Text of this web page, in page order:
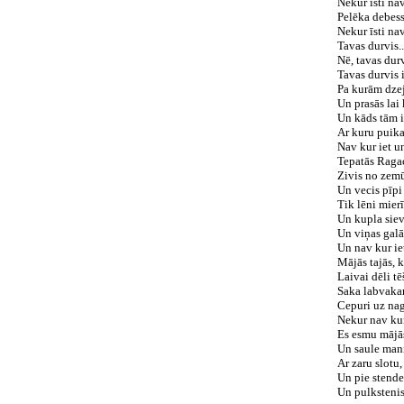
Pelēka
Nekur īsti
Tavas
Nē, tavas
Tavas durvis
Pa kurām
Un prasās lai
Un kāds tām
Ar kuru
Nav kur iet
Tepatās
Zivis no
Un vecis
Tik lēni
Un kupla
Un viņas
Un nav kur
Mājās tajās,
Laivai dēli
Saka
Cepuri uz
Nekur nav
Es esmu
Un saule
Ar zaru
Un pie
Un